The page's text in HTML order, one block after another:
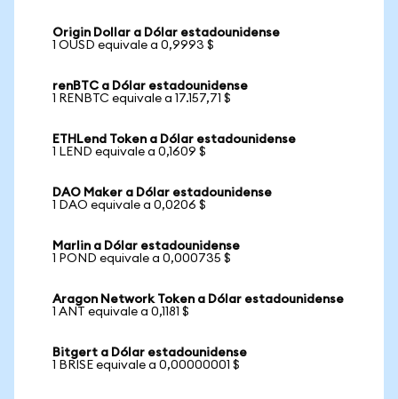
Origin Dollar a Dólar estadounidense
1 OUSD equivale a 0,9993 $
renBTC a Dólar estadounidense
1 RENBTC equivale a 17.157,71 $
ETHLend Token a Dólar estadounidense
1 LEND equivale a 0,1609 $
DAO Maker a Dólar estadounidense
1 DAO equivale a 0,0206 $
Marlin a Dólar estadounidense
1 POND equivale a 0,000735 $
Aragon Network Token a Dólar estadounidense
1 ANT equivale a 0,1181 $
Bitgert a Dólar estadounidense
1 BRISE equivale a 0,00000001 $